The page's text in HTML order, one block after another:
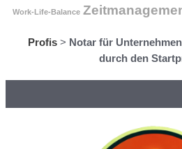
Work-Life-Balance
Profis> Notar für
durch den